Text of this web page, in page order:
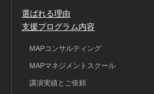
選ばれる理由
支援プログラム内容
MAPコンサルティング
MAPマネジメントスクール
講演実績とご依頼